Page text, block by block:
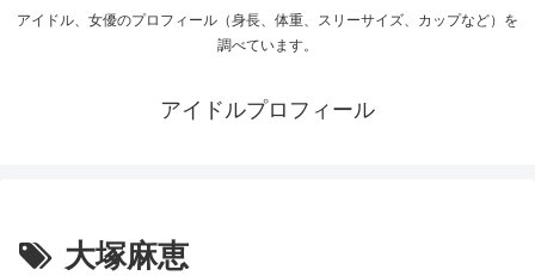
アイドル、女優のプロフィール（身長、体重、スリーサイズ、カップなど）を
調べています。
アイドルプロフィール
大塚麻恵